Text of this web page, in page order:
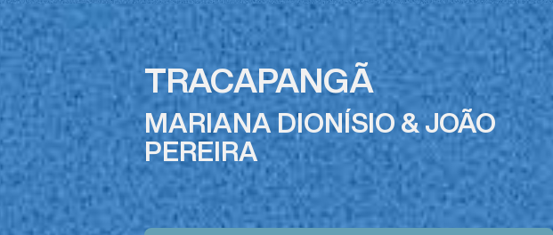
TRACAPANGÃ
MARIANA DIONÍSIO & JOÃO
PEREIRA